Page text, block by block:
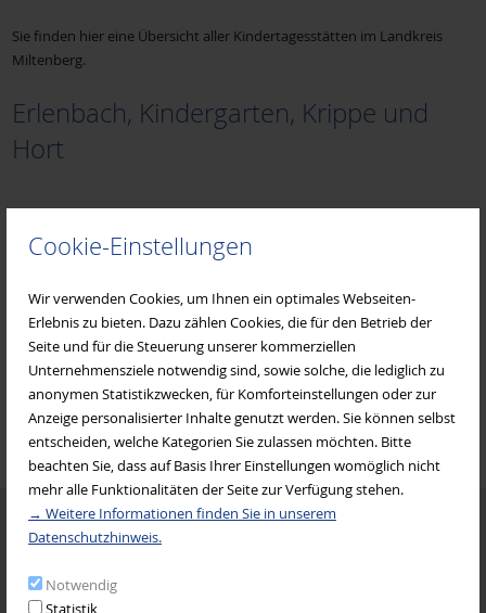
Cookie-Einstellungen
Wir verwenden Cookies, um Ihnen ein optimales Webseiten-
Erlebnis zu bieten. Dazu zählen Cookies, die für den Betrieb der
Seite und für die Steuerung unserer kommerziellen
Unternehmensziele notwendig sind, sowie solche, die lediglich zu
anonymen Statistikzwecken, für Komforteinstellungen oder zur
Anzeige personalisierter Inhalte genutzt werden. Sie können selbst
entscheiden, welche Kategorien Sie zulassen möchten. Bitte
beachten Sie, dass auf Basis Ihrer Einstellungen womöglich nicht
mehr alle Funktionalitäten der Seite zur Verfügung stehen.
→ Weitere Informationen finden Sie in unserem
Datenschutzhinweis.
Notwendig
Familienstützpunkt Nord in Erlenbach
Familienstützpunkt Süd
Gesundheitsamt Miltenberg
Johanniter Mehrgenerationenhaus
KAB Bildungswerk
Sie finden hier eine Übersicht aller Kindertagesstätten im Landkreis
Miltenberg.
Erlenbach, Kindergarten, Krippe und
Hort
Träger: Stadt Erlenbach
Dr.-Vits-Straße 16
63906 Erlenbach a. Main
09372 139042
kindergarten-vitsstrasse@stadt-erlenbach.de
Termine
Sommerferien Spielplatz-Aktion für Familien